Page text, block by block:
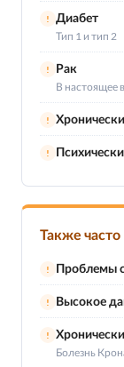
! Диабет
Тип 1 и тип 2
! Рак
В настоящее
!
!
Также часто
! Проблемы
! Высокое
!
Болезнь